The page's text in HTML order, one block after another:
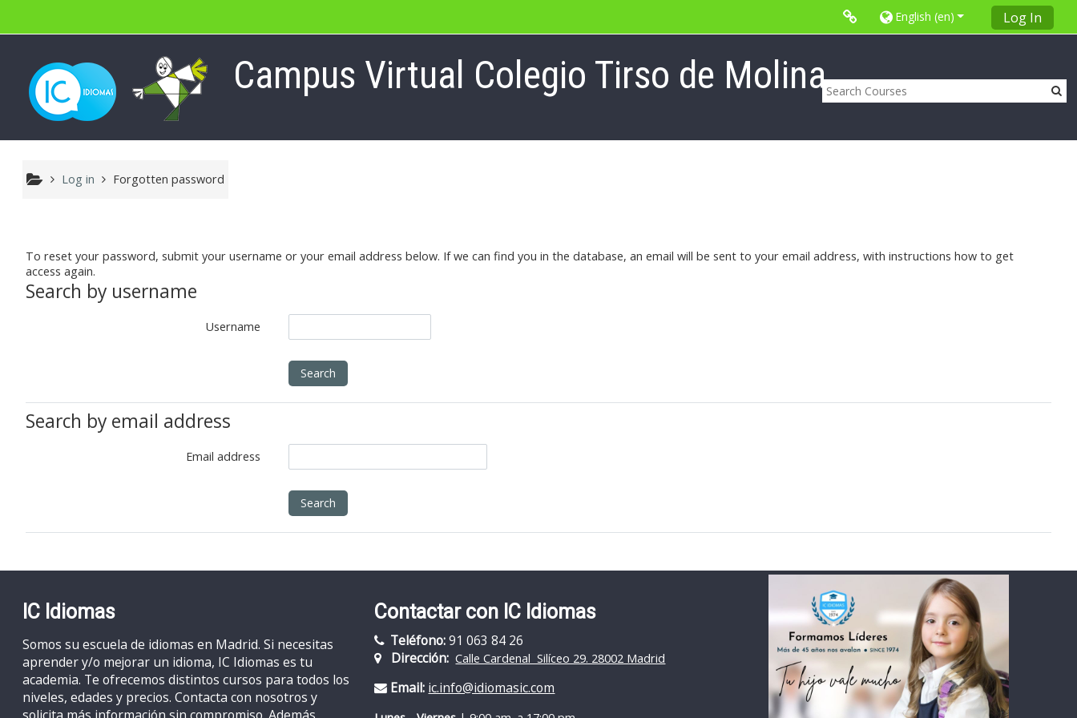
MENU
IC IDIOMAS
Refuerzo de inglés
Trinity C. London
Contactar
English ‎(en)‎ Log In
Campus Virtual Colegio Tirso de Molina
Log in Forgotten password
To reset your password, submit your username or your email address below. If we can find you in the database, an email will be sent to your email address, with instructions how to get
access again.
Search by username
Username
Search by email address
Email address
IC Idiomas
Somos su escuela de idiomas en Madrid. Si necesitas
aprender y/o mejorar un idioma, IC Idiomas es tu
academia. Te ofrecemos distintos cursos para todos los
niveles, edades y precios. Contacta con nosotros y
Contactar con IC Idiomas
Teléfono:91 063 84 26
Dirección: Calle Cardenal Silíceo 29. 28002 Madrid
Email: ic.info@idiomasic.com